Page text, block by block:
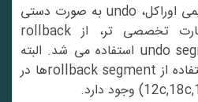
در نسخه های قدیمی اوراکل، undo به صورت دستی
مدیریت می شد به عبارت تخصصی تر، از rollback
segment به جای undo segment استفاده می شد. البته
هنوز هم امکان ایجاد و استفاده از rollback segmentها در